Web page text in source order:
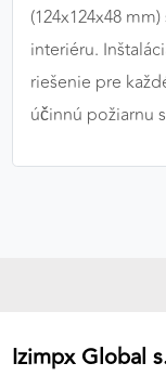
(124x124x48
interiéru.
riešenie pre
účinnú požiarnu
Izimpx Global